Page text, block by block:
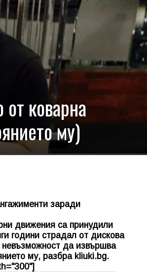
коварна
му)
заради
движения са принудили
години страдал от дискова
да извършва
му, разбра kliuki.bg.